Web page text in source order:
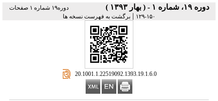
دوره ۱۹، شماره ۱ - ( بهار ۱۳۹۳ )
دوره۱۹ شماره ۱ صفحات
۱۵۰-۱۲۹
| برگشت به فهرست نسخه ها
‎ 20.1001.1.22519092.1393.19.1.6.0